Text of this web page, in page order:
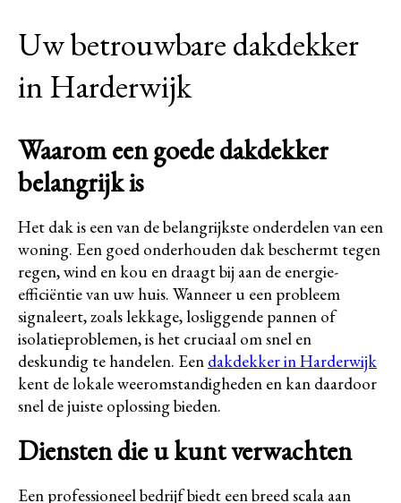
Uw betrouwbare dakdekker
in Harderwijk
Waarom een goede dakdekker
belangrijk is
Het dak is een van de belangrijkste onderdelen van een
woning. Een goed onderhouden dak beschermt tegen
regen, wind en kou en draagt bij aan de energie-
efficiëntie van uw huis. Wanneer u een probleem
signaleert, zoals lekkage, losliggende pannen of
isolatieproblemen, is het cruciaal om snel en
deskundig te handelen. Een dakdekker in Harderwijk
kent de lokale weeromstandigheden en kan daardoor
snel de juiste oplossing bieden.
Diensten die u kunt verwachten
Een professioneel bedrijf biedt een breed scala aan